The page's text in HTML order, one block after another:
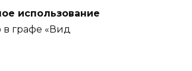
использование
в графе «Вид